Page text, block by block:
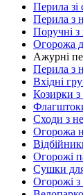
Перила зі
Перила з
Поручні з
Огорожа
Ажурні
Перила з
Вхідні
Козирки з
Сходи з
Огорожа
Огорожі
Сушки для
Огорожі з